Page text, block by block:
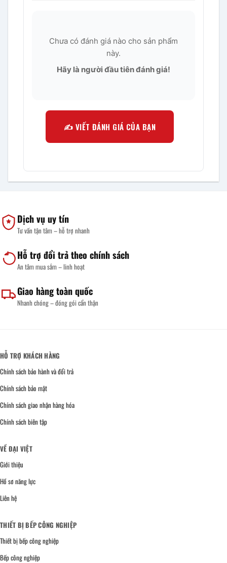
Chưa có đánh giá nào cho sản phẩm
này.
Hãy là người đầu tiên đánh giá!
✍️ VIẾT ĐÁNH GIÁ CỦA BẠN
Dịch vụ uy tín
Tư vấn tận tâm – hỗ trợ nhanh
Hỗ trợ đổi trả theo chính sách
An tâm mua sắm – linh hoạt
Giao hàng toàn quốc
Nhanh chóng – đóng gói cẩn thận
HỖ TRỢ KHÁCH HÀNG
Chính sách bảo hành và đổi trả
Chính sách bảo mật
Chính sách giao nhận hàng hóa
Chính sách biên tập
VỀ ĐẠI VIỆT
Giới thiệu
Hồ sơ năng lực
Liên hệ
THIẾT BỊ BẾP CÔNG NGHIỆP
Thiết bị bếp công nghiệp
Bếp công nghiệp